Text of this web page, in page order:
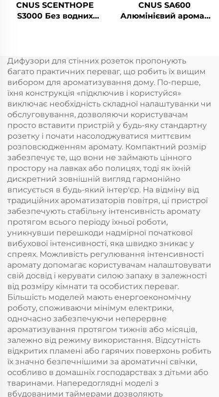
CNUS SCENTHOPE
S3000 Без водних
Акрильний
автоматичний
дифузер ароматики
Дифузійна система
Ароматична машина
CNUS SA600
Алюмінієвий аромат
аромат Безводний
hvac Диффузер
Готель
Дифузори для стінних розеток пропонують
багато практичних переваг, що робить їх вищим
вибором для ароматизування дому. По-перше,
їхня конструкція «підключив і користуйся»
виключає необхідність складної налаштуванки чи
обслуговування, дозволяючи користувачам
просто вставити пристрій у будь-яку стандартну
розетку і почати насолоджуватися миттєвим
розповсюдженням аромату. Компактний розмір
забезпечує те, що вони не займають цінного
простору на лавках або полицях, тоді як їхній
дискретний зовнішній вигляд гармонійно
вписується в будь-який інтер'єр. На відміну від
традиційних ароматизаторів повітря, ці пристрої
забезпечують стабільну інтенсивність аромату
протягом всього періоду їхньої роботи,
уникнувши перешкоди надмірної початкової
вибухової інтенсивності, яка швидко зникає у
спреях. Можливість регулювання інтенсивності
аромату допомагає користувачам налаштовувати
свій досвід і керувати силою запаху в залежності
від розміру кімнати та особистих переваг.
Більшість моделей мають енергоекономічну
роботу, споживаючи мінімум електрики,
одночасно забезпечуючи неперервне
ароматизування протягом тижнів або місяців,
залежно від режиму використання. Відсутність
відкритих пламені або гарячих поверхонь робить
їх значно безпечнішими за ароматичні свічки,
особливо в домашніх господарствах з дітьми або
тваринами. Напередоглядні моделі з
вбудованими таймерами дозволяють